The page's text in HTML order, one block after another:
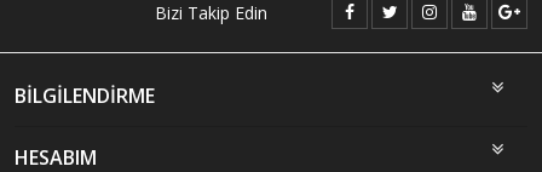
Bizi Takip Edin
BİLGİLENDİRME
HESABIM